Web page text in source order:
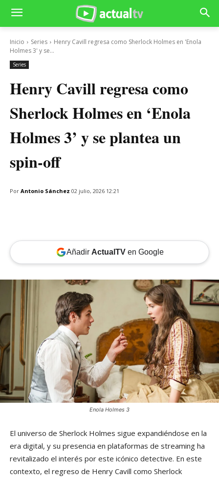
Inicio Series
Henry Cavill regresa como Sherlock Holmes en 'Enola
Holmes 3' y se...
Series
Henry Cavill regresa como
Sherlock Holmes en ‘Enola
Holmes 3’ y se plantea un
spin-off
Por Antonio Sánchez 02 julio, 2026 12:21
Añadir ActualTVen Google
Enola Holmes 3
El universo de Sherlock Holmes sigue expandiéndose en la
era digital, y su presencia en plataformas de streaming ha
revitalizado el interés por este icónico detective. En este
contexto, el regreso de Henry Cavill como Sherlock